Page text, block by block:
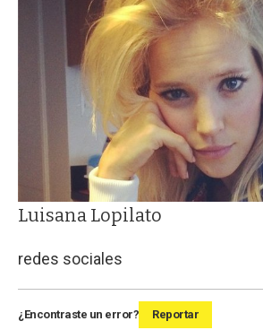
Luisana Lopilato
redes sociales
¿Encontraste un error? Reportar